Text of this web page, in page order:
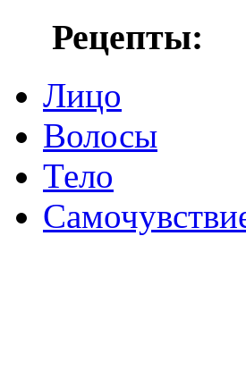
Рецепты:
Лицо
Волосы
Тело